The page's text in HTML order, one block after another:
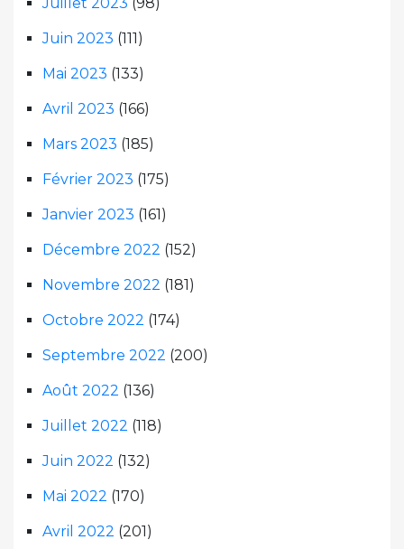
Juin 2023 (111)
Mai 2023 (133)
Avril 2023 (166)
Mars 2023 (185)
Février 2023 (175)
Janvier 2023 (161)
Décembre 2022 (152)
Novembre 2022 (181)
Octobre 2022 (174)
Septembre 2022 (200)
Août 2022 (136)
Juillet 2022 (118)
Juin 2022 (132)
Mai 2022 (170)
Avril 2022 (201)